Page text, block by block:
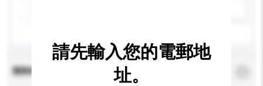
查詢內容
請先輸入您的電郵地
址。